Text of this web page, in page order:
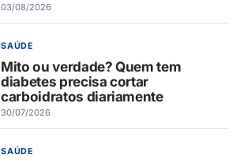
03/08/2026
SAÚDE
Mito ou verdade? Quem tem
diabetes precisa cortar
carboidratos diariamente
30/07/2026
SAÚDE